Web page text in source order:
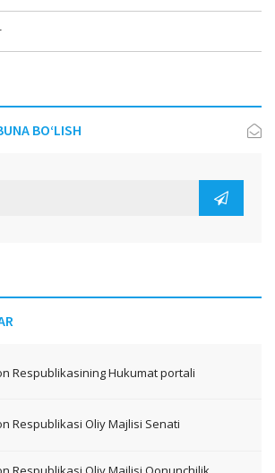
BO‘LISH
Respublikasining Hukumat portali
Respublikasi Oliy Majlisi Senati